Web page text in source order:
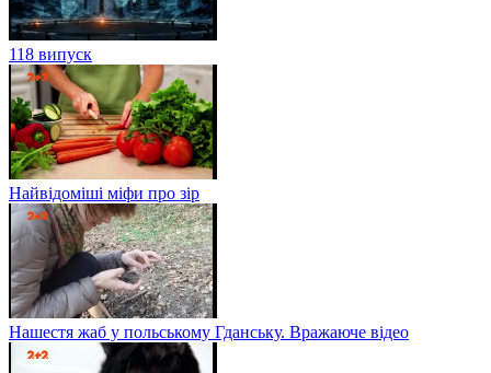
118 випуск
Найвідоміші міфи про зір
Нашестя жаб у польському Гданську. Вражаюче відео